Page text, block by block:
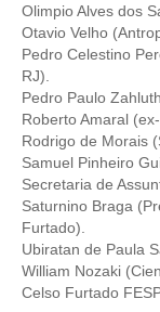
Olimpio Alves dos
Otavio Velho
Pedro Celestino
RJ).
Pedro Paulo
Roberto Amaral
Rodrigo de Morais
Samuel Pinheiro
Secretaria de
Saturnino Braga
Furtado).
Ubiratan de Paula
William Nozaki
Celso Furtado